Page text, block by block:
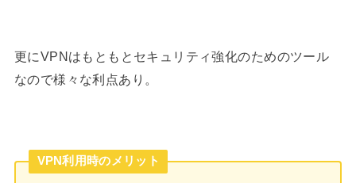
更にVPNはもともとセキュリティ強化のためのツール
なので様々な利点あり。
VPN利用時のメリット